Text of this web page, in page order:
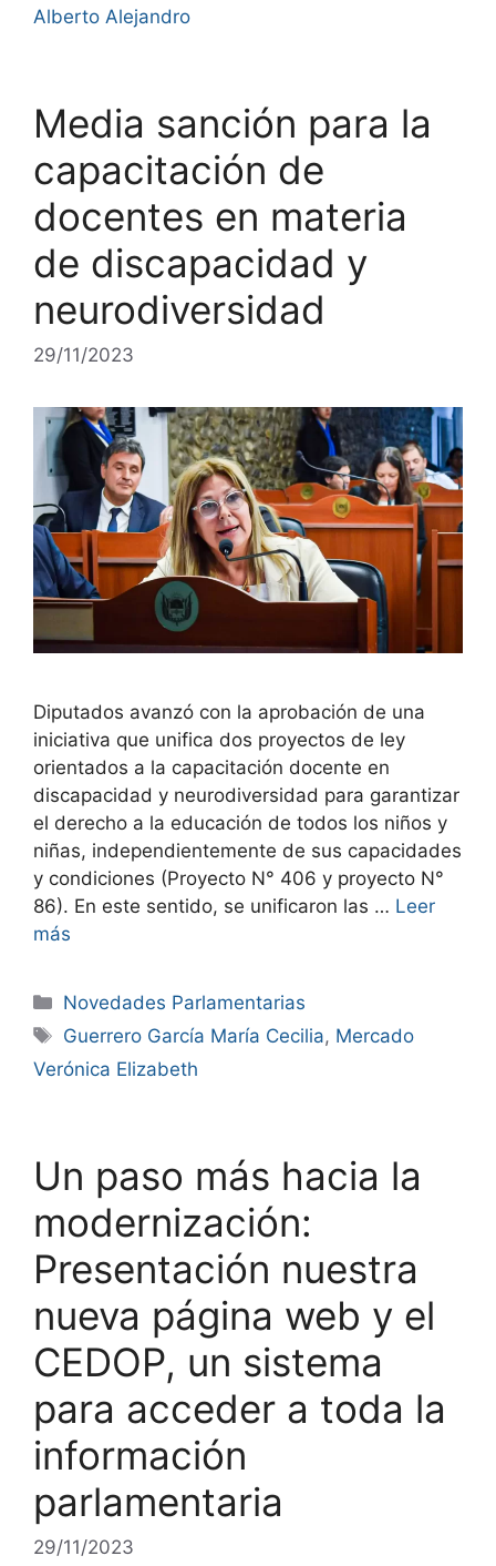
Alberto Alejandro
Media sanción para la
capacitación de
docentes en materia
de discapacidad y
neurodiversidad
29/11/2023
Diputados avanzó con la aprobación de una
iniciativa que unifica dos proyectos de ley
orientados a la capacitación docente en
discapacidad y neurodiversidad para garantizar
el derecho a la educación de todos los niños y
niñas, independientemente de sus capacidades
y condiciones (Proyecto N° 406 y proyecto N°
86). En este sentido, se unificaron las … Leer
más
Novedades Parlamentarias
Guerrero García María Cecilia, Mercado
Verónica Elizabeth
Un paso más hacia la
modernización:
Presentación nuestra
nueva página web y el
CEDOP, un sistema
para acceder a toda la
información
parlamentaria
29/11/2023